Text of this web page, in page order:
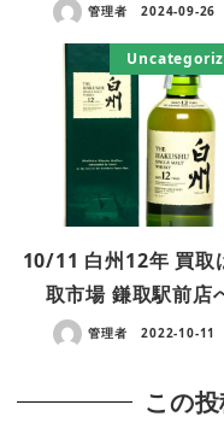
管理者 2024-09-26
10/11 白州12年 買取
取市場 鎌取駅前店
管理者 2022-10-11
この